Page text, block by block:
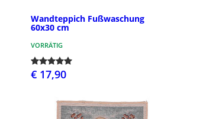
Wandteppich Fußwaschung
60x30 cm
VORRÄTIG
€ 17,90